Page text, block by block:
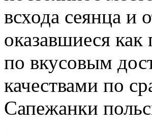
всхода сеянца
оказавшиеся
по вкусовым
качествами по
Сапежанки